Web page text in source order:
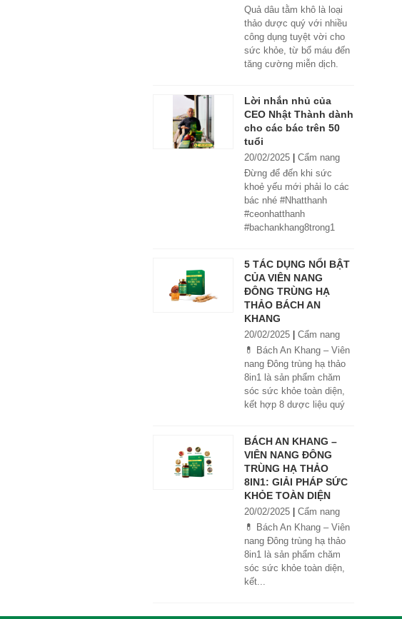
Quả dâu tằm khô là loại
thảo dược quý với nhiều
công dụng tuyệt vời cho
sức khỏe, từ bổ máu đến
tăng cường miễn dịch.
Lời nhắn nhủ của
CEO Nhật Thành dành
cho các bác trên 50
tuổi
20/02/2025
Cẩm nang
Đừng để đến khi sức
khoẻ yếu mới phải lo các
bác nhé #Nhatthanh
#ceonhatthanh
#bachankhang8trong1
#khoetubentrong
#nhatthanhbak
5 TÁC DỤNG NỔI BẬT
CỦA VIÊN NANG
ĐÔNG TRÙNG HẠ
THẢO BÁCH AN
KHANG
20/02/2025
Cẩm nang
💊 Bách An Khang – Viên
nang Đông trùng hạ thảo
8in1 là sản phẩm chăm
sóc sức khỏe toàn diện,
kết hợp 8 dược liệu quý
ngủ ngon, giảm mệt mỏi.
Sản phẩm được sản xuất
tại nhà máy đạt chuẩn
GMP, sử dụng công nghệ
cao khô đậm đặc gấp 10
lần, giúp hấp thu nhanh và
hiệu quả hơn.
BÁCH AN KHANG –
VIÊN NANG ĐÔNG
TRÙNG HẠ THẢO
8IN1: GIẢI PHÁP SỨC
KHỎE TOÀN DIỆN
20/02/2025
Cẩm nang
💊 Bách An Khang – Viên
nang Đông trùng hạ thảo
8in1 là sản phẩm chăm
sóc sức khỏe toàn diện,
kết...